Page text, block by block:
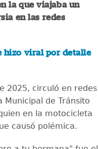
la que viajaba un
en las redes
hizo viral por detalle
2025, circuló en redes
Municipal de Tránsito
en la motocicleta
causó polémica.